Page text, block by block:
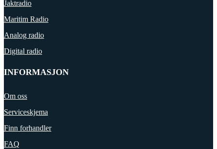
Jaktradio
Maritim Radio
Analog radio
Digital radio
INFORMASJON
Om oss
Serviceskjema
Finn forhandler
FAQ